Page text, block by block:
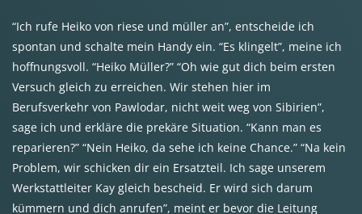
“Ich rufe Heiko von riese und müller an”, entscheide ich
spontan und schalte mein Handy ein. “Es klingelt”, meine ich
hoffnungsvoll. “Heiko Müller?” “Oh wie gut dich beim ersten
Versuch gleich zu erreichen. Wir stehen hier im
Berufsverkehr von Pawlodar, nicht weit weg von Sibirien”,
sage ich und erkläre die prekäre Situation. “Kann man es
reparieren?” “Nein Heiko, da sehe ich keine Chance.” “Na kein
Problem, wir schicken dir ein Ersatzteil. Ich sage unserem
Werkstattleiter Kay gleich bescheid. Er wird sich darum
kümmern und dich anrufen”, meint er bevor die Leitung